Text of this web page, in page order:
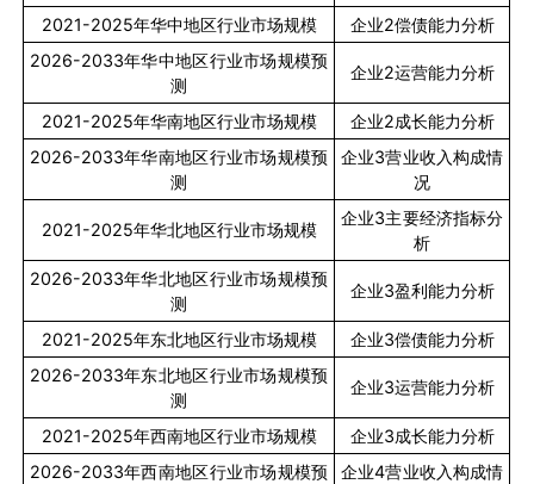
2021-2025年华中地区行业市场规模 企业2偿债能力分析
2026-2033年华中地区行业市场规模预
测
企业2运营能力分析
2021-2025年华南地区行业市场规模 企业2成长能力分析
2026-2033年华南地区行业市场规模预
测
企业3营业收入构成情
况
2021-2025年华北地区行业市场规模
企业3主要经济指标分
析
2026-2033年华北地区行业市场规模预
测
企业3盈利能力分析
2021-2025年东北地区行业市场规模 企业3偿债能力分析
2026-2033年东北地区行业市场规模预
测
企业3运营能力分析
2021-2025年西南地区行业市场规模 企业3成长能力分析
2026-2033年西南地区行业市场规模预
企业4营业收入构成情